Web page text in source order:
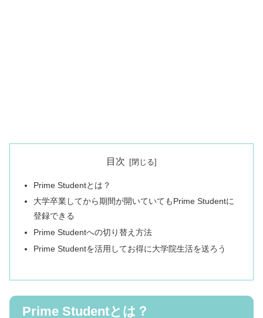
目次
Prime Studentとは？
大学卒業してから期間が開いていてもPrime Studentに
登録できる
Prime Studentへの切り替え方法
Prime Studentを活用してお得に大学院生活を送ろう
Prime Studentとは？